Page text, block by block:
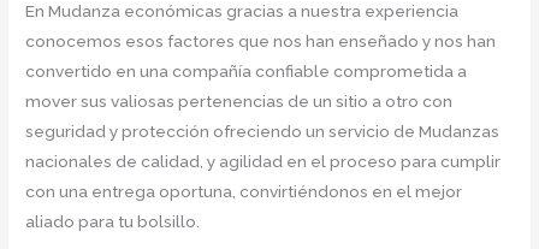
En Mudanza económicas gracias a nuestra experiencia
conocemos esos factores que nos han enseñado y nos han
convertido en una compañía confiable comprometida a
mover sus valiosas pertenencias de un sitio a otro con
seguridad y protección ofreciendo un servicio de Mudanzas
nacionales de calidad, y agilidad en el proceso para cumplir
con una entrega oportuna, convirtiéndonos en el mejor
aliado para tu bolsillo.